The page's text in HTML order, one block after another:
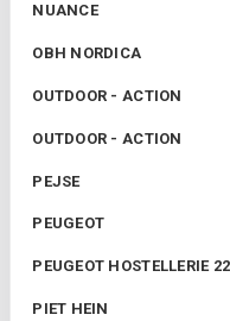
NUANCE
OBH NORDICA
OUTDOOR - ACTION
OUTDOOR - ACTION
PEJSE
PEUGEOT
PEUGEOT HOSTELLERIE
PIET HEIN